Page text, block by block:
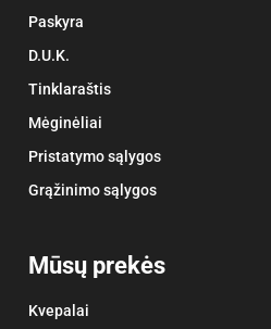
Paskyra
D.U.K.
Tinklaraštis
Mėginėliai
Pristatymo sąlygos
Grąžinimo sąlygos
Mūsų prekės
Kvepalai